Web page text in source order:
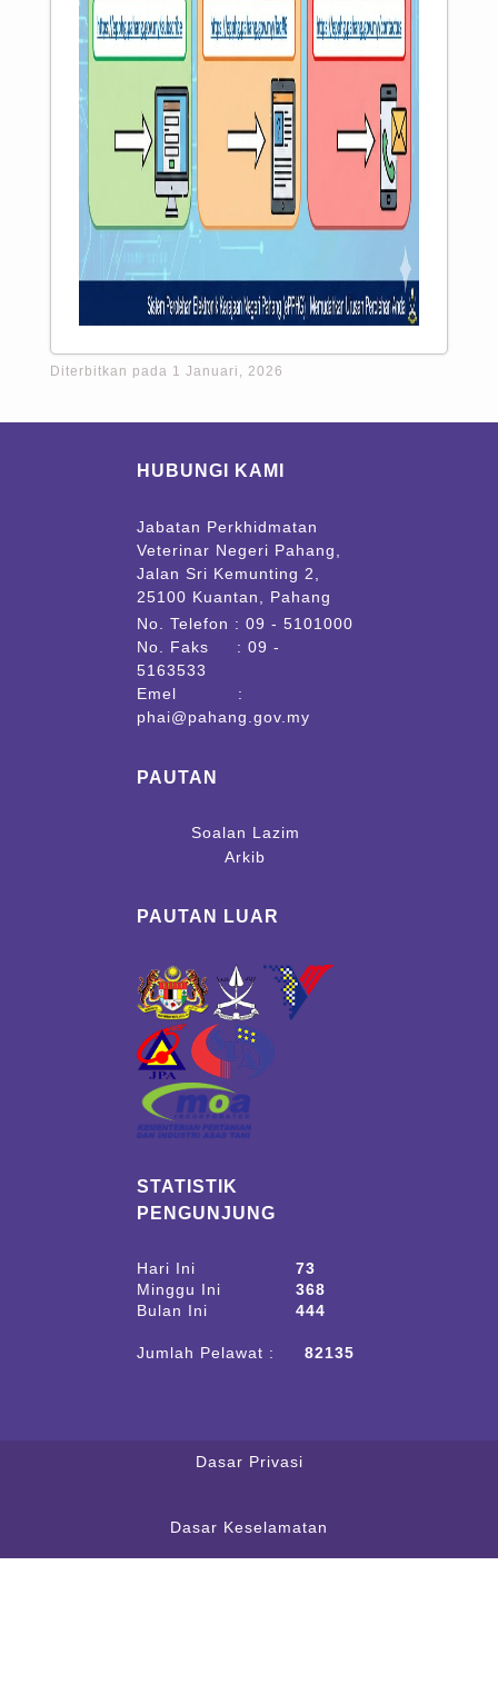
Diterbitkan pada 1 Januari, 2026
HUBUNGI KAMI
Jabatan Perkhidmatan
Veterinar Negeri Pahang,
Jalan Sri Kemunting 2,
25100 Kuantan, Pahang
No. Telefon : 09 - 5101000
No. Faks : 09 -
5163533
Emel :
phai@pahang.gov.my
PAUTAN
Soalan Lazim
Arkib
PAUTAN LUAR
STATISTIK
PENGUNJUNG
Hari Ini
73
Minggu Ini
368
Bulan Ini
444
Jumlah Pelawat : 82135
Dasar Privasi
Dasar Keselamatan